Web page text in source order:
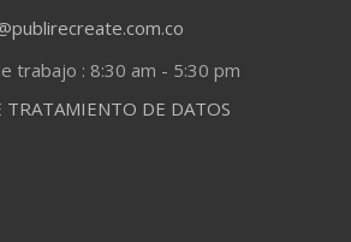
trabajo : 8:30 am - 5:30 pm
TRATAMIENTO DE DATOS